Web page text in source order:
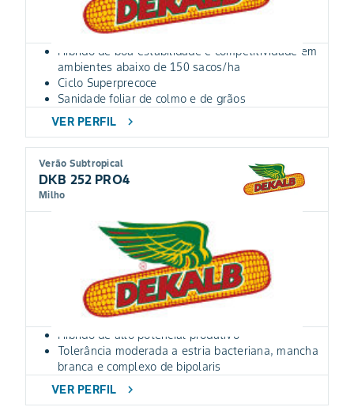
Híbrido de boa estabilidade e competitividade em
ambientes abaixo de 150 sacos/ha
Ciclo Superprecoce
Sanidade foliar de colmo e de grãos
VER PERFIL
chevron_right
Verão Subtropical
DKB 252 PRO4
Milho
Híbrido de alto potencial produtivo
Tolerância moderada a estria bacteriana, mancha
branca e complexo de bipolaris
VER PERFIL
chevron_right